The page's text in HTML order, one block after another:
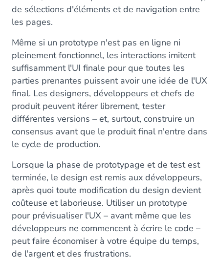
de sélections d'éléments et de navigation entre
les pages.
Même si un prototype n'est pas en ligne ni
pleinement fonctionnel, les interactions imitent
suffisamment l'UI finale pour que toutes les
parties prenantes puissent avoir une idée de l'UX
final. Les designers, développeurs et chefs de
produit peuvent itérer librement, tester
différentes versions – et, surtout, construire un
consensus avant que le produit final n'entre dans
le cycle de production.
Lorsque la phase de prototypage et de test est
terminée, le design est remis aux développeurs,
après quoi toute modification du design devient
coûteuse et laborieuse. Utiliser un prototype
pour prévisualiser l'UX – avant même que les
développeurs ne commencent à écrire le code –
peut faire économiser à votre équipe du temps,
de l'argent et des frustrations.